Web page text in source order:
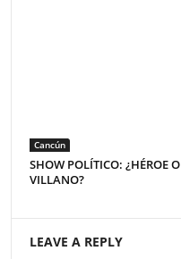
Cancún
SHOW POLÍTICO: ¿HÉROE O
VILLANO?
LEAVE A REPLY